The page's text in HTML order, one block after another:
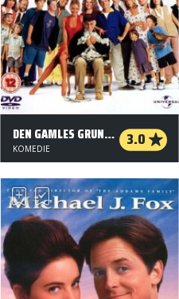
DEN GAMLES GRUNKER 3.0
KOMEDIE